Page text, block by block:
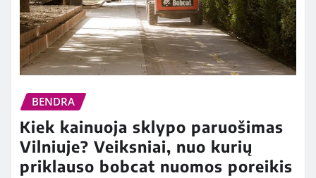
BENDRA
Kiek kainuoja sklypo paruošimas
Vilniuje? Veiksniai, nuo kurių
priklauso bobcat nuomos poreikis